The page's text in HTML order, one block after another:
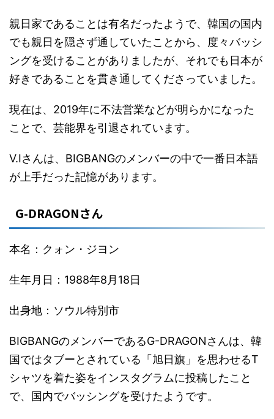
親日家であることは有名だったようで、韓国の国内
でも親日を隠さず通していたことから、度々バッシ
ングを受けることがありましたが、それでも日本が
好きであることを貫き通してくださっていました。
現在は、2019年に不法営業などが明らかになった
ことで、芸能界を引退されています。
V.Iさんは、BIGBANGのメンバーの中で一番日本語
が上手だった記憶があります。
G-DRAGONさん
本名：クォン・ジヨン
生年月日：1988年8月18日
出身地：ソウル特別市
BIGBANGのメンバーであるG-DRAGONさんは、韓
国ではタブーとされている「旭日旗」を思わせるT
シャツを着た姿をインスタグラムに投稿したこと
で、国内でバッシングを受けたようです。